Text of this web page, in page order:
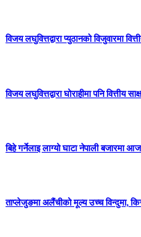
विजय लघुवित्तद्वारा प्युठानको विजुवारमा
विजय लघुवित्तद्वारा घोराहीमा पनि वित्तीय
बिहे गर्नेलाइ लाग्यो घाटा नेपाली बजारमा
ताप्लेजुङमा अलैंचीको मूल्य उच्च विन्दुमा,